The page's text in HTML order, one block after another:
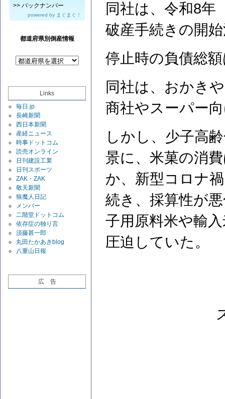
>> バックナンバー
powered by まぐまぐ！
都道府県別倒産情報
Links
毎日.jp
長崎新聞
西日本新聞
産経ニュース
時事ドットコム
読売オンライン
日刊建設工業
日刊スポーツ
ZAK・ZAK
敬天新聞
狼魔人日記
メンバー
二階堂ドットコム
依存症の独り言
須藤甚一郎
丸田たかあきblog
八重山日報
広 告
同社は、令和8年
破産手続きの開
停止時の負債総
同社は、おかき
商社やスーパー
しかし、少子高
景に、米菓の消
か、新型コロナ
続き、採算性が
子用原料米や輸
圧迫していた。